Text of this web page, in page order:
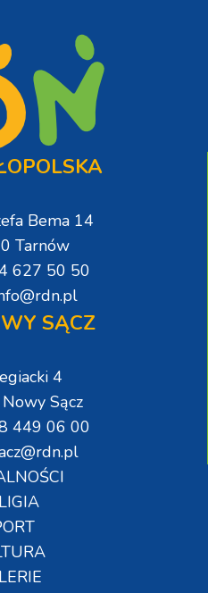
Bema 14
Tarnów
627 50 50
SĄCZ
4
Sącz
449 06 00